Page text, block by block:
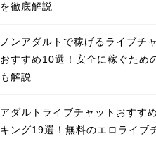
を徹底解説
ノンアダルトで稼げるライブチ
おすすめ10選！安全に稼ぐため
も解説
アダルトライブチャットおすす
キング19選！無料のエロライブ